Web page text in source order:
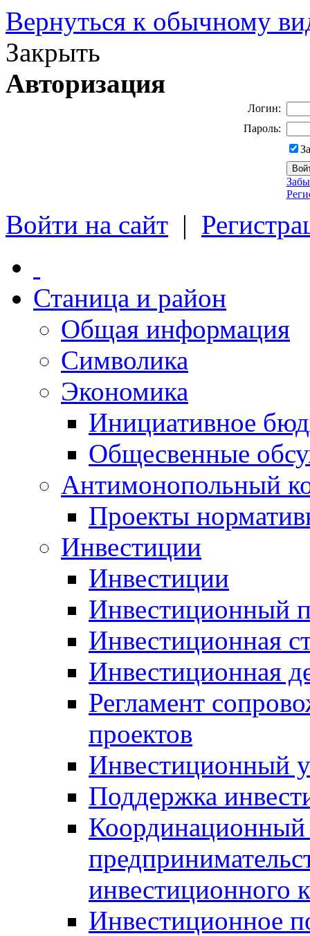
Вернуться к обычному
Закрыть
Авторизация
Логин:
Пароль:
Войти на сайт |
Станица и район
Общая информация
Символика
Экономика
Инициативное
Общесвенные
Антимонопольный
Проекты
Инвестиции
Инвестиции
Инвестиционный
Инвестиционная
Инвестиционная
Регламент
проектов
Инвестиционный
Поддержка
Координационный
инвестиционного
Инвестиционное